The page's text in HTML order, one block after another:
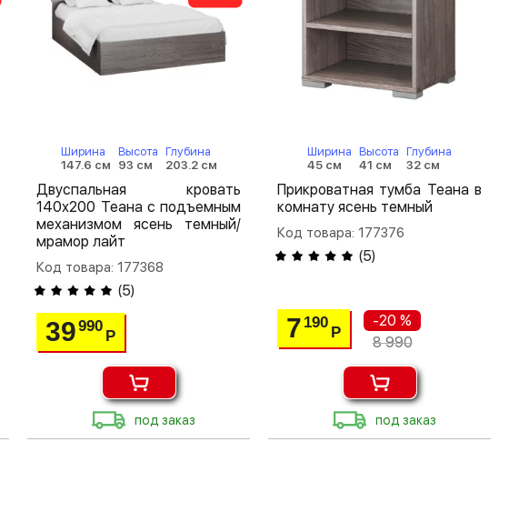
Ширина
147.6 см
Высота
93 см
Глубина
203.2 см
Двуспальная кровать
140х200 Теана с подъемным
механизмом ясень темный/
мрамор лайт
Код товара: 177368
(5)
39990
Р
под заказ
Ширина
45 см
Высота
41 см
Глубина
32 см
Прикроватная тумба Теана в
комнату ясень темный
Код товара: 177376
(5)
7 190
Р
-20 %
8 990
под заказ